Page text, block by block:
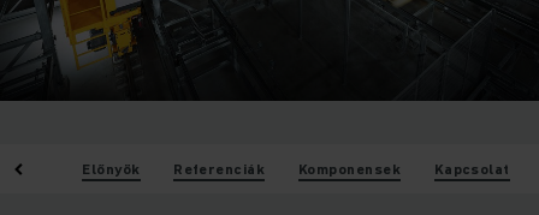
Előnyök Referenciák Komponensek Kapcsolat